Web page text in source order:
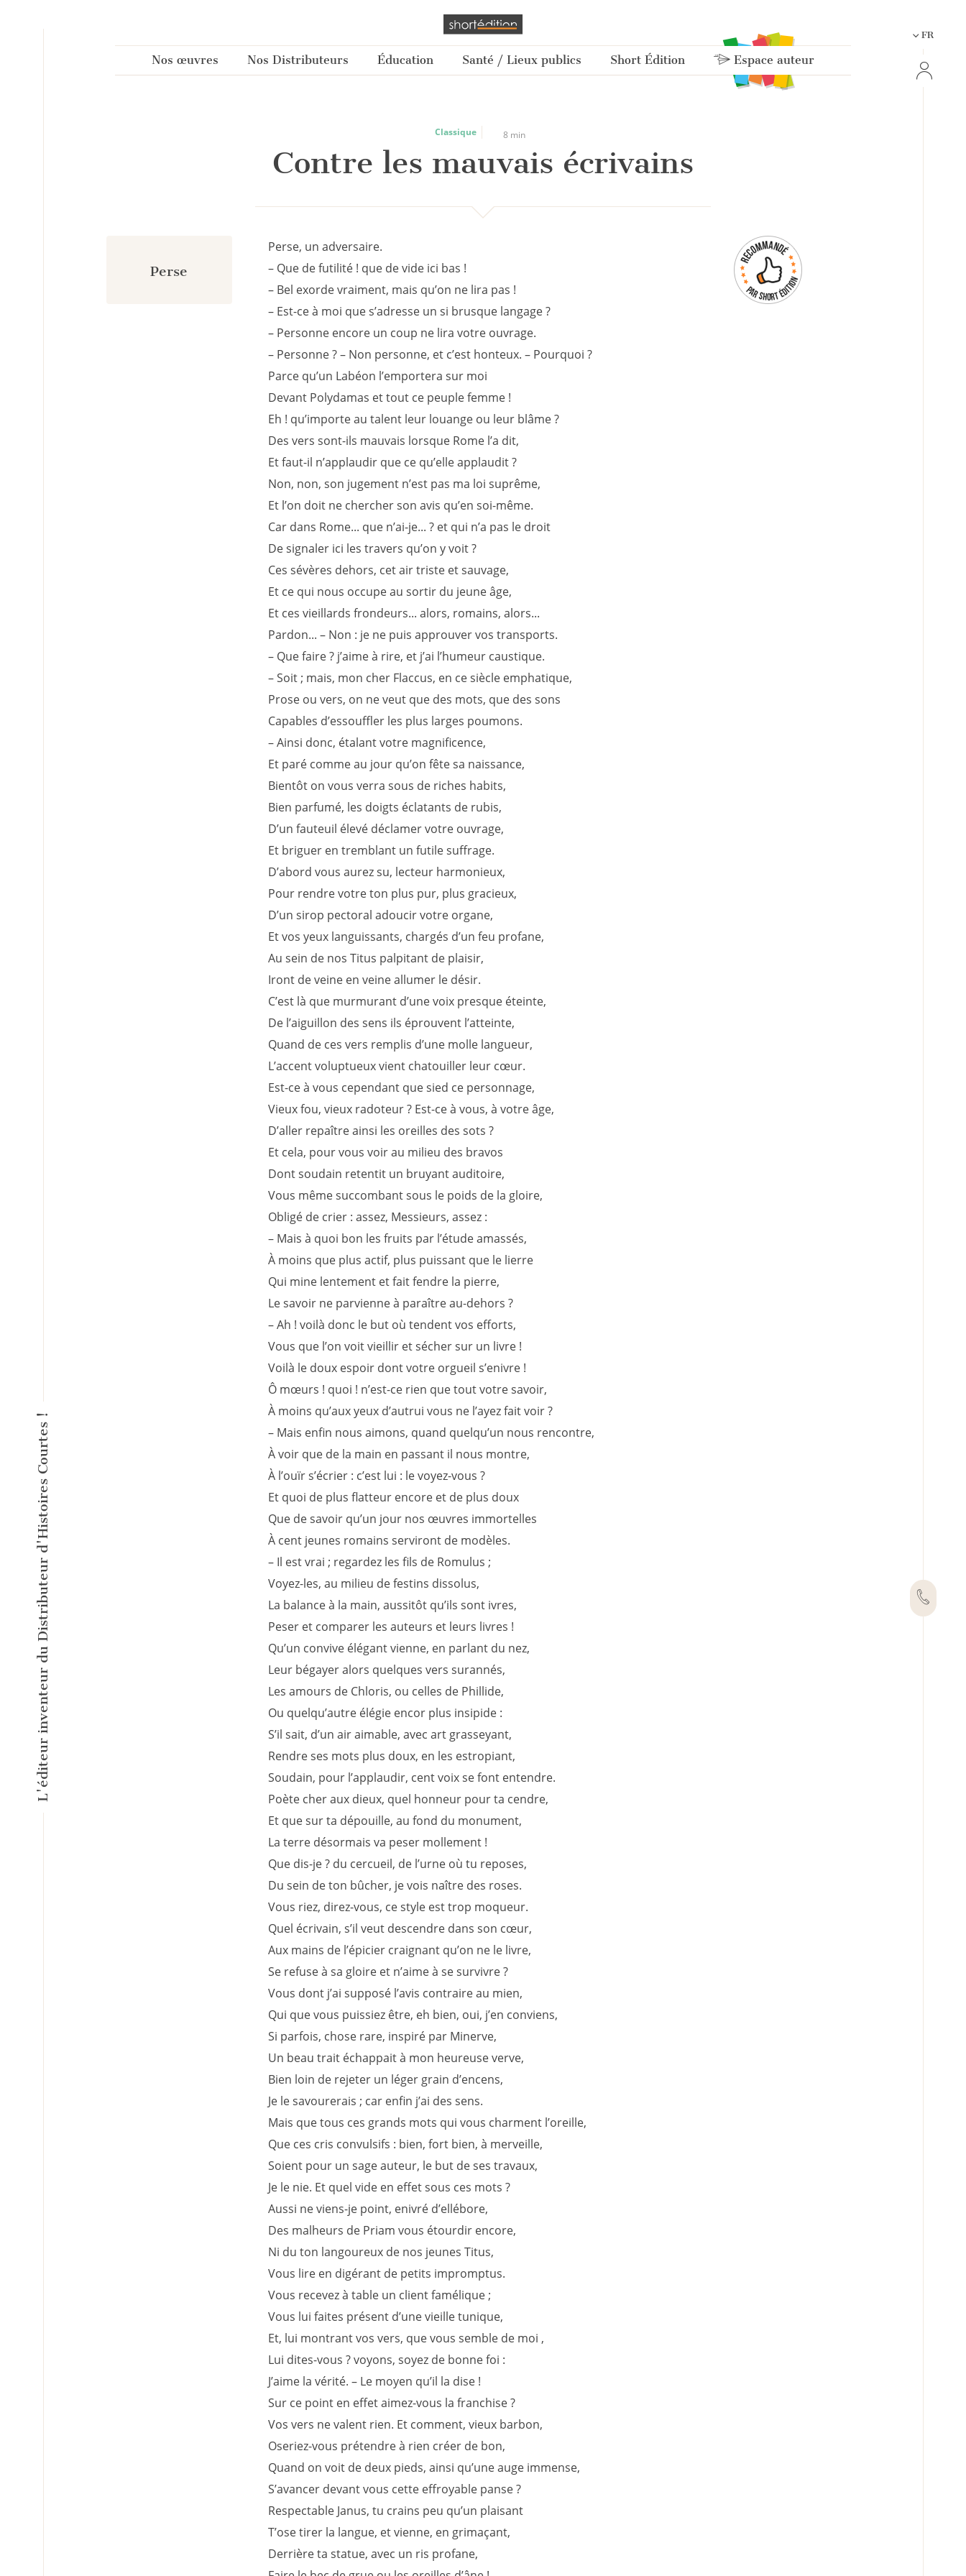
L'éditeur inventeur du Distributeur d'Histoires Courtes !
Nos œuvres Nos Distributeurs Éducation Santé / Lieux publics Short Édition Espace auteur
FR
Classique 8 min
Contre les mauvais écrivains
Perse
Perse, un adversaire.
– Que de futilité ! que de vide ici bas !
– Bel exorde vraiment, mais qu’on ne lira pas !
– Est-ce à moi que s’adresse un si brusque langage ?
– Personne encore un coup ne lira votre ouvrage.
– Personne ? – Non personne, et c’est honteux. – Pourquoi ?
Parce qu’un Labéon l’emportera sur moi
Devant Polydamas et tout ce peuple femme !
Eh ! qu’importe au talent leur louange ou leur blâme ?
Des vers sont-ils mauvais lorsque Rome l’a dit,
Et faut-il n’applaudir que ce qu’elle applaudit ?
Non, non, son jugement n’est pas ma loi suprême,
Et l’on doit ne chercher son avis qu’en soi-même.
Car dans Rome... que n’ai-je... ? et qui n’a pas le droit
De signaler ici les travers qu’on y voit ?
Ces sévères dehors, cet air triste et sauvage,
Et ce qui nous occupe au sortir du jeune âge,
Et ces vieillards frondeurs... alors, romains, alors...
Pardon... – Non : je ne puis approuver vos transports.
– Que faire ? j’aime à rire, et j’ai l’humeur caustique.
– Soit ; mais, mon cher Flaccus, en ce siècle emphatique,
Prose ou vers, on ne veut que des mots, que des sons
Capables d’essouffler les plus larges poumons.
– Ainsi donc, étalant votre magnificence,
Et paré comme au jour qu’on fête sa naissance,
Bientôt on vous verra sous de riches habits,
Bien parfumé, les doigts éclatants de rubis,
D’un fauteuil élevé déclamer votre ouvrage,
Et briguer en tremblant un futile suffrage.
D’abord vous aurez su, lecteur harmonieux,
Pour rendre votre ton plus pur, plus gracieux,
D’un sirop pectoral adoucir votre organe,
Et vos yeux languissants, chargés d’un feu profane,
Au sein de nos Titus palpitant de plaisir,
Iront de veine en veine allumer le désir.
C’est là que murmurant d’une voix presque éteinte,
De l’aiguillon des sens ils éprouvent l’atteinte,
Quand de ces vers remplis d’une molle langueur,
L’accent voluptueux vient chatouiller leur cœur.
Est-ce à vous cependant que sied ce personnage,
Vieux fou, vieux radoteur ? Est-ce à vous, à votre âge,
D’aller repaître ainsi les oreilles des sots ?
Et cela, pour vous voir au milieu des bravos
Dont soudain retentit un bruyant auditoire,
Vous même succombant sous le poids de la gloire,
Obligé de crier : assez, Messieurs, assez :
– Mais à quoi bon les fruits par l’étude amassés,
À moins que plus actif, plus puissant que le lierre
Qui mine lentement et fait fendre la pierre,
Le savoir ne parvienne à paraître au-dehors ?
– Ah ! voilà donc le but où tendent vos efforts,
Vous que l’on voit vieillir et sécher sur un livre !
Voilà le doux espoir dont votre orgueil s’enivre !
Ô mœurs ! quoi ! n’est-ce rien que tout votre savoir,
À moins qu’aux yeux d’autrui vous ne l’ayez fait voir ?
– Mais enfin nous aimons, quand quelqu’un nous rencontre,
À voir que de la main en passant il nous montre,
À l’ouïr s’écrier : c’est lui : le voyez-vous ?
Et quoi de plus flatteur encore et de plus doux
Que de savoir qu’un jour nos œuvres immortelles
À cent jeunes romains serviront de modèles.
– Il est vrai ; regardez les fils de Romulus ;
Voyez-les, au milieu de festins dissolus,
La balance à la main, aussitôt qu’ils sont ivres,
Peser et comparer les auteurs et leurs livres !
Qu’un convive élégant vienne, en parlant du nez,
Leur bégayer alors quelques vers surannés,
Les amours de Chloris, ou celles de Phillide,
Ou quelqu’autre élégie encor plus insipide :
S’il sait, d’un air aimable, avec art grasseyant,
Rendre ses mots plus doux, en les estropiant,
Soudain, pour l’applaudir, cent voix se font entendre.
Poète cher aux dieux, quel honneur pour ta cendre,
Et que sur ta dépouille, au fond du monument,
La terre désormais va peser mollement !
Que dis-je ? du cercueil, de l’urne où tu reposes,
Du sein de ton bûcher, je vois naître des roses.
Vous riez, direz-vous, ce style est trop moqueur.
Quel écrivain, s’il veut descendre dans son cœur,
Aux mains de l’épicier craignant qu’on ne le livre,
Se refuse à sa gloire et n’aime à se survivre ?
Vous dont j’ai supposé l’avis contraire au mien,
Qui que vous puissiez être, eh bien, oui, j’en conviens,
Si parfois, chose rare, inspiré par Minerve,
Un beau trait échappait à mon heureuse verve,
Bien loin de rejeter un léger grain d’encens,
Je le savourerais ; car enfin j’ai des sens.
Mais que tous ces grands mots qui vous charment l’oreille,
Que ces cris convulsifs : bien, fort bien, à merveille,
Soient pour un sage auteur, le but de ses travaux,
Je le nie. Et quel vide en effet sous ces mots ?
Aussi ne viens-je point, enivré d’ellébore,
Des malheurs de Priam vous étourdir encore,
Ni du ton langoureux de nos jeunes Titus,
Vous lire en digérant de petits impromptus.
Vous recevez à table un client famélique ;
Vous lui faites présent d’une vieille tunique,
Et, lui montrant vos vers, que vous semble de moi ,
Lui dites-vous ? voyons, soyez de bonne foi :
J’aime la vérité. – Le moyen qu’il la dise !
Sur ce point en effet aimez-vous la franchise ?
Vos vers ne valent rien. Et comment, vieux barbon,
Oseriez-vous prétendre à rien créer de bon,
Quand on voit de deux pieds, ainsi qu’une auge immense,
S’avancer devant vous cette effroyable panse ?
Respectable Janus, tu crains peu qu’un plaisant
T’ose tirer la langue, et vienne, en grimaçant,
Derrière ta statue, avec un ris profane,